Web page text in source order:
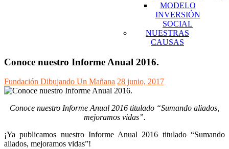
MODELO
INVERSIÓN
SOCIAL
NUESTRAS
CAUSAS
Conoce nuestro Informe Anual 2016.
Fundación Dibujando Un Mañana 28 junio, 2017
Conoce nuestro Informe Anual 2016 titulado “Sumando aliados,
mejoramos vidas”.
¡Ya publicamos nuestro Informe Anual 2016 titulado “Sumando
aliados, mejoramos vidas”!